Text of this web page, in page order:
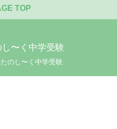
TOP
〜く中学受験
のし〜く中学受験.